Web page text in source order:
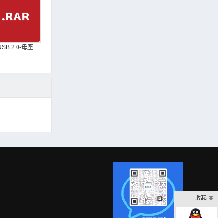
2.0-母座
收起